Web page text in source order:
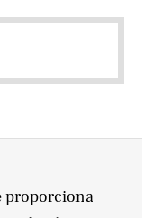
proporciona